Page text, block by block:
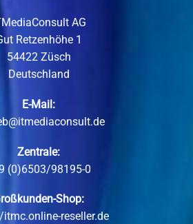
AG
Retzenhöhe 1
54422 Züsch
Deutschland
E-Mail:
Zentrale:
(0)6503/98195-0
Shop:
reseller.de